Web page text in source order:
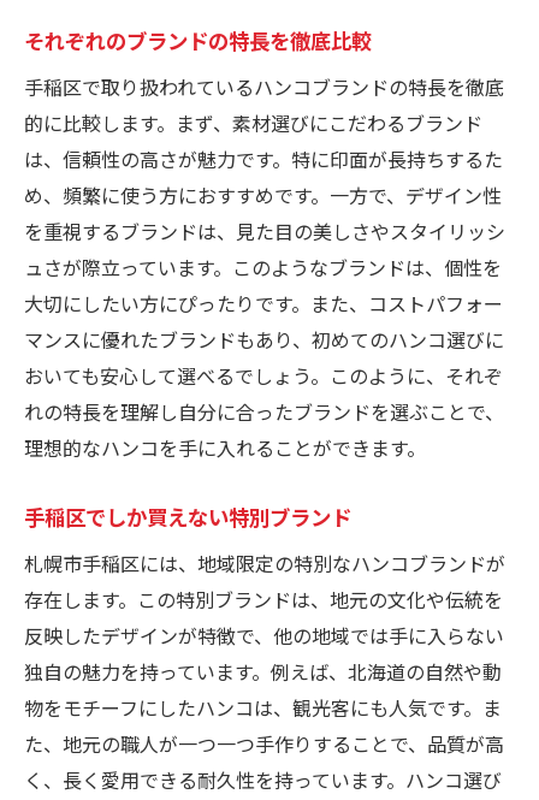
それぞれのブランドの特長を徹底比較
手稲区で取り扱われているハンコブランドの特長を徹底
的に比較します。まず、素材選びにこだわるブランド
は、信頼性の高さが魅力です。特に印面が長持ちするた
め、頻繁に使う方におすすめです。一方で、デザイン性
を重視するブランドは、見た目の美しさやスタイリッシ
ュさが際立っています。このようなブランドは、個性を
大切にしたい方にぴったりです。また、コストパフォー
マンスに優れたブランドもあり、初めてのハンコ選びに
おいても安心して選べるでしょう。このように、それぞ
れの特長を理解し自分に合ったブランドを選ぶことで、
理想的なハンコを手に入れることができます。
手稲区でしか買えない特別ブランド
札幌市手稲区には、地域限定の特別なハンコブランドが
存在します。この特別ブランドは、地元の文化や伝統を
反映したデザインが特徴で、他の地域では手に入らない
独自の魅力を持っています。例えば、北海道の自然や動
物をモチーフにしたハンコは、観光客にも人気です。ま
た、地元の職人が一つ一つ手作りすることで、品質が高
く、長く愛用できる耐久性を持っています。ハンコ選び